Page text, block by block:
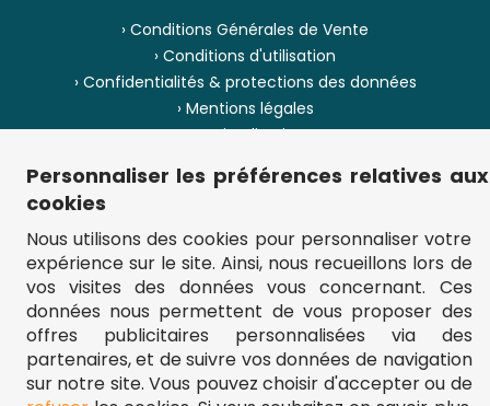
› Conditions Générales de Vente
› Conditions d'utilisation
› Confidentialités & protections des données
› Mentions légales
› Envoi et livraison
› Paiement
› Pièces de puzzle manquantes ?
› Plan du site
** Frais d'envoi = 6,95 € (France) / gratuit à partir de 45 €.
fou-de-puzzle.com : le site référence pour acheter des puzzles de
qualité à bon prix.
Personnaliser les préférences relatives aux
cookies
Nous utilisons des cookies pour personnaliser votre
expérience sur le site. Ainsi, nous recueillons lors de
vos visites des données vous concernant. Ces
données nous permettent de vous proposer des
offres publicitaires personnalisées via des
partenaires, et de suivre vos données de navigation
sur notre site. Vous pouvez choisir d'accepter ou de